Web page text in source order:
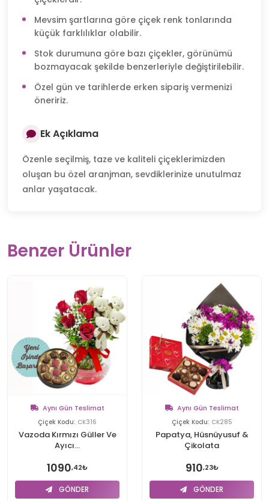
Mevsim şartlarına göre çiçek renk tonlarında
küçük farklılıklar olabilir.
Stok durumuna göre bazı çiçekler, görünümü
bozmayacak şekilde benzerleriyle değiştirilebilir.
Özel gün ve tarihlerde erken sipariş vermenizi
öneririz.
Ek Açıklama
Özenle seçilmiş, taze ve kaliteli çiçeklerimizden
oluşan bu özel aranjman, sevdiklerinize unutulmaz
anlar yaşatacak.
Benzer Ürünler
Aynı Gün Teslimat
Çiçek Kodu: CK316
Vazoda Kırmızı Güller Ve
Ayıcı...
1090,42₺
GÖNDER
Aynı Gün Teslimat
Çiçek Kodu: CK285
Papatya, Hüsnüyusuf &
Çikolata
910,23₺
GÖNDER